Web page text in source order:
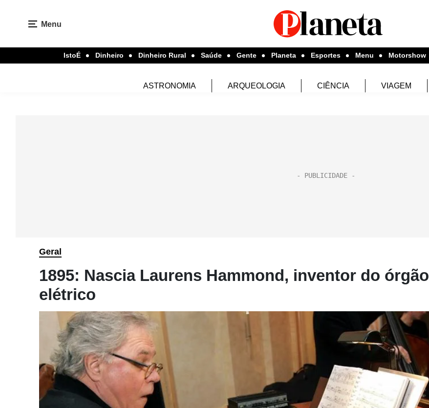
Menu
IstoÉ Dinheiro Dinheiro Rural Saúde Gente Planeta Esportes Menu Motorshow
ASTRONOMIA ARQUEOLOGIA CIÊNCIA VIAGEM
Geral
1895: Nascia Laurens Hammond, inventor do órgão
elétrico